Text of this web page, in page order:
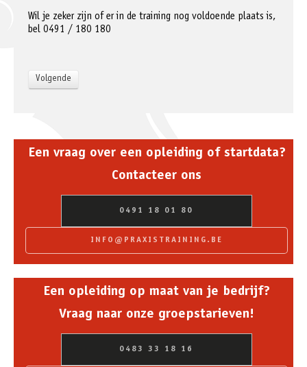
Wil je zeker zijn of er in de training nog voldoende plaats is,
bel 0491 / 180 180
Een vraag over een opleiding of startdata?
Contacteer ons
0491 18 01 80
INFO@PRAXISTRAINING.BE
Een opleiding op maat van je bedrijf?
Vraag naar onze groepstarieven!
0483 33 18 16